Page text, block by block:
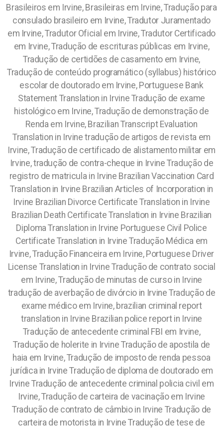
Brasileiros em Irvine, Brasileiras em Irvine, Tradução para
consulado brasileiro em Irvine, Tradutor Juramentado
em Irvine, Tradutor Oficial em Irvine, Tradutor Certificado
em Irvine, Tradução de escrituras públicas em Irvine,
Tradução de certidões de casamento em Irvine,
Tradução de conteúdo programático (syllabus) histórico
escolar de doutorado em Irvine, Portuguese Bank
Statement Translation in Irvine Tradução de exame
histológico em Irvine, Tradução de demonstração de
Renda em Irvine, Brazilian Transcript Evaluation
Translation in Irvine tradução de artigos de revista em
Irvine, Tradução de certificado de alistamento militar em
Irvine, tradução de contra-cheque in Irvine Tradução de
registro de matricula in Irvine Brazilian Vaccination Card
Translation in Irvine Brazilian Articles of Incorporation in
Irvine Brazilian Divorce Certificate Translation in Irvine
Brazilian Death Certificate Translation in Irvine Brazilian
Diploma Translation in Irvine Portuguese Civil Police
Certificate Translation in Irvine Tradução Médica em
Irvine, Tradução Financeira em Irvine, Portuguese Driver
License Translation in Irvine Tradução de contrato social
em Irvine, Tradução de minutas de curso in Irvine
tradução de averbação de divórcio in Irvine Tradução de
exame médico em Irvine, brazilian criminal report
translation in Irvine Brazilian police report in Irvine
Tradução de antecedente criminal FBI em Irvine,
Tradução de holerite in Irvine Tradução de apostila de
haia em Irvine, Tradução de imposto de renda pessoa
jurídica in Irvine Tradução de diploma de doutorado em
Irvine Tradução de antecedente criminal policia civil em
Irvine, Tradução de carteira de vacinação em Irvine
Tradução de contrato de câmbio in Irvine Tradução de
carteira de motorista in Irvine Tradução de tese de